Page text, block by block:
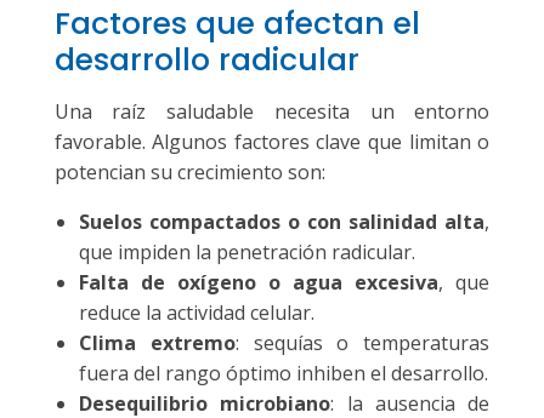
Factores que afectan el
desarrollo radicular
Una raíz saludable necesita un entorno
favorable. Algunos factores clave que limitan o
potencian su crecimiento son:
Suelos compactados o con salinidad alta,
que impiden la penetración radicular.
Falta de oxígeno o agua excesiva, que
reduce la actividad celular.
Clima extremo: sequías o temperaturas
fuera del rango óptimo inhiben el desarrollo.
Desequilibrio microbiano: la ausencia de